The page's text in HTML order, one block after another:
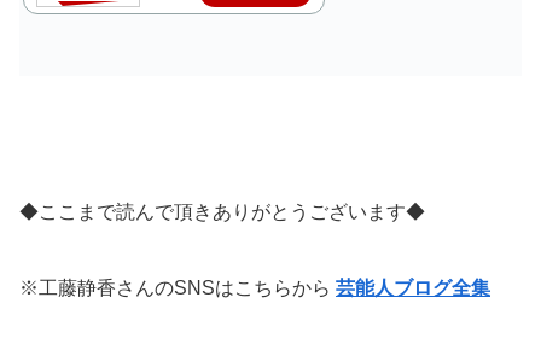
◆ここまで読んで頂きありがとうございます◆
※工藤静香さんのSNSはこちらから 芸能人ブログ全集